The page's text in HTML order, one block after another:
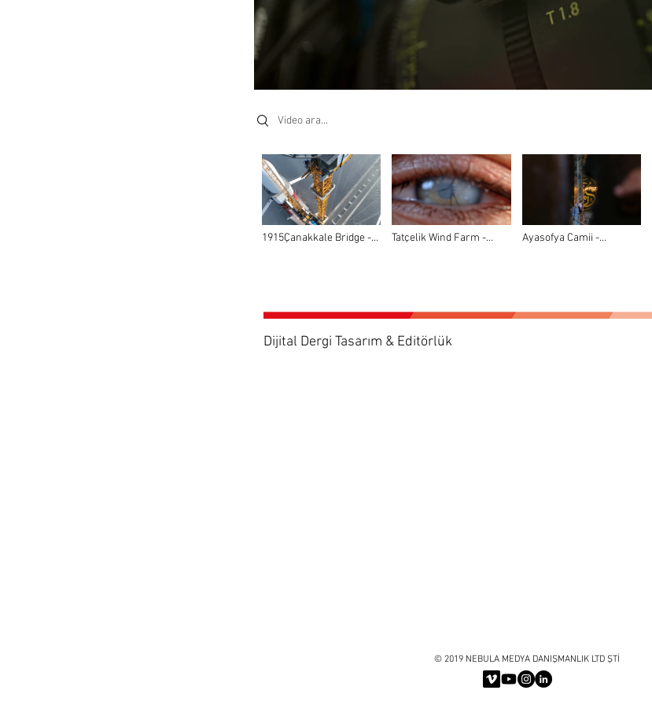
Search videos
1915Çanakkale Bridge -
Tatçelik Wind Farm -
Ayasofya Camii -
Dijital Dergi Tasarım & Editörlük
© 2019 NEBULA MEDYA DANIŞMANLIK LTD ŞTİ